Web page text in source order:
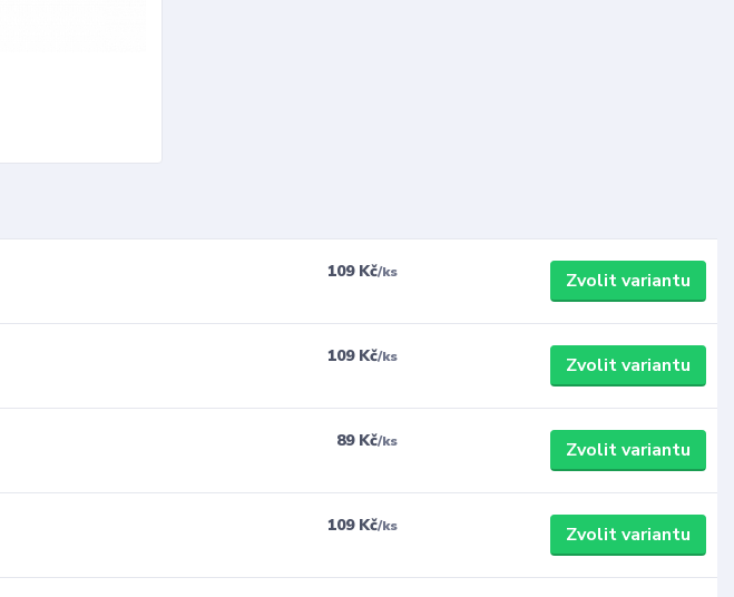
109 Kč/ks Zvolit variantu
109 Kč/ks Zvolit variantu
89 Kč/ks Zvolit variantu
109 Kč/ks Zvolit variantu